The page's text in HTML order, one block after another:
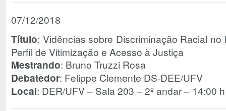
07/12/2018
Título: Vidências sobre Discriminação Racial
Perfil de Vitimização e Acesso à Justiça
Mestrando: Bruno Truzzi Rosa
Debatedor: Felippe Clemente DS-DEE/UFV
Local: DER/UFV – Sala 203 – 2º andar – 14:00 h